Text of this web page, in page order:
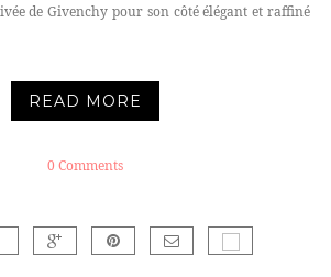
de Givenchy pour son côté élégant et raffiné
READ MORE
0 Comments